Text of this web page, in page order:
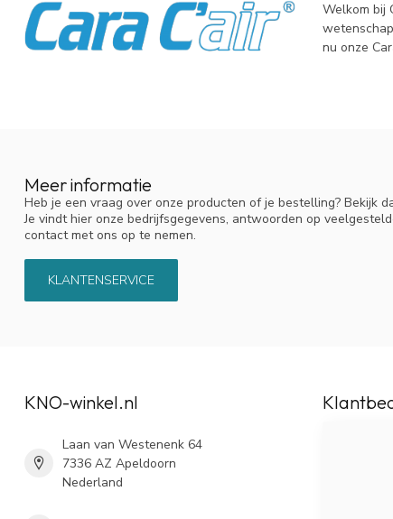
Welkom bij
nu onze
Meer informatie
Heb je een vraag over onze producten of je bestelling? Bekijk
Je vindt hier onze bedrijfsgegevens, antwoorden op
contact met ons op te nemen.
KLANTENSERVICE
KNO-winkel.nl
Laan van Westenenk 64
7336 AZ Apeldoorn
Nederland